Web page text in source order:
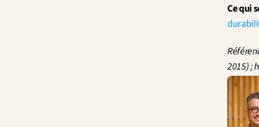
Ce qui
2015) ;